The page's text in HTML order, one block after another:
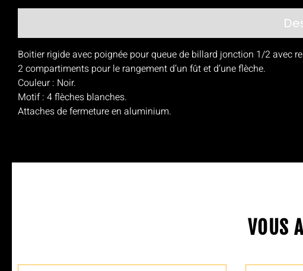
Boitier rigide avec poignée pour queue de billard jonction 1/2 avec
2 compartiments pour le rangement d’un fût et d’une flèche.
Couleur : Noir.
Motif : 4 flèches blanches.
Attaches de fermeture en aluminium.
VOUS